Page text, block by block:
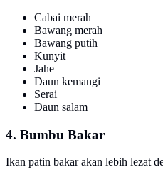
Cabai merah
Bawang merah
Bawang putih
Kunyit
Jahe
Daun kemangi
Serai
Daun salam
4. Bumbu Bakar
Ikan patin bakar akan lebih lezat